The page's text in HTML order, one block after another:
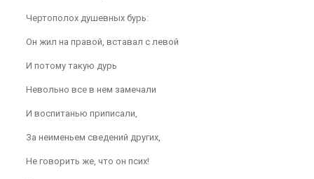
Чертополох душевных бурь:
Он жил на правой, вставал с левой
И потому такую дурь
Невольно все в нем замечали
И воспитанью приписали,
За неименьем сведений других,
Не говорить же, что он псих!